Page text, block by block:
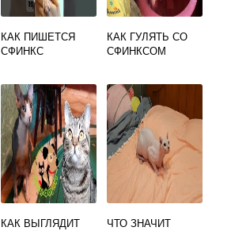
КАК ПИШЕТСЯ
СФИНКС
КАК ГУЛЯТЬ СО
СФИНКСОМ
КАК ВЫГЛЯДИТ
ЧТО ЗНАЧИТ